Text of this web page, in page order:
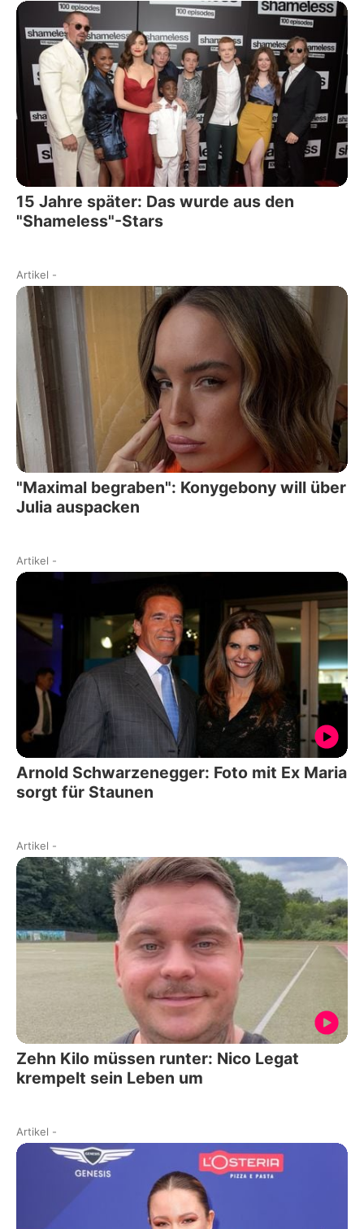
15 Jahre später: Das wurde aus den
"Shameless"-Stars
Artikel -
"Maximal begraben": Konygebony will über
Julia auspacken
Artikel -
Arnold Schwarzenegger: Foto mit Ex Maria
sorgt für Staunen
Artikel -
Zehn Kilo müssen runter: Nico Legat
krempelt sein Leben um
Artikel -